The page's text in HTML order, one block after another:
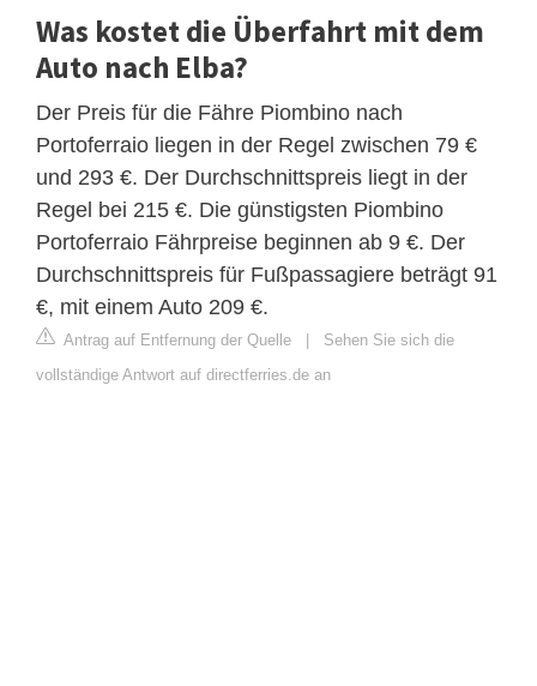
Was kostet die Überfahrt mit dem
Auto nach Elba?
Der Preis für die Fähre Piombino nach
Portoferraio liegen in der Regel zwischen 79 €
und 293 €. Der Durchschnittspreis liegt in der
Regel bei 215 €. Die günstigsten Piombino
Portoferraio Fährpreise beginnen ab 9 €. Der
Durchschnittspreis für Fußpassagiere beträgt 91
€, mit einem Auto 209 €.
Antrag auf Entfernung der Quelle
Sehen Sie sich die
vollständige Antwort auf directferries.de an